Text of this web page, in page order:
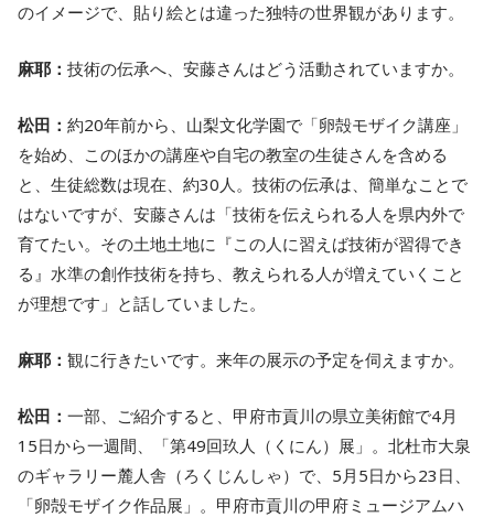
のイメージで、貼り絵とは違った独特の世界観があります。
麻耶： 技術の伝承へ、安藤さんはどう活動されていますか。
松田： 約20年前から、山梨文化学園で「卵殻モザイク講座」
を始め、このほかの講座や自宅の教室の生徒さんを含める
と、生徒総数は現在、約30人。技術の伝承は、簡単なことで
はないですが、安藤さんは「技術を伝えられる人を県内外で
育てたい。その土地土地に『この人に習えば技術が習得でき
る』水準の創作技術を持ち、教えられる人が増えていくこと
が理想です」と話していました。
麻耶： 観に行きたいです。来年の展示の予定を伺えますか。
松田： 一部、ご紹介すると、甲府市貢川の県立美術館で4月
15日から一週間、「第49回玖人（くにん）展」。北杜市大泉
のギャラリー麓人舎（ろくじんしゃ）で、5月5日から23日、
「卵殻モザイク作品展」。甲府市貢川の甲府ミュージアムハ